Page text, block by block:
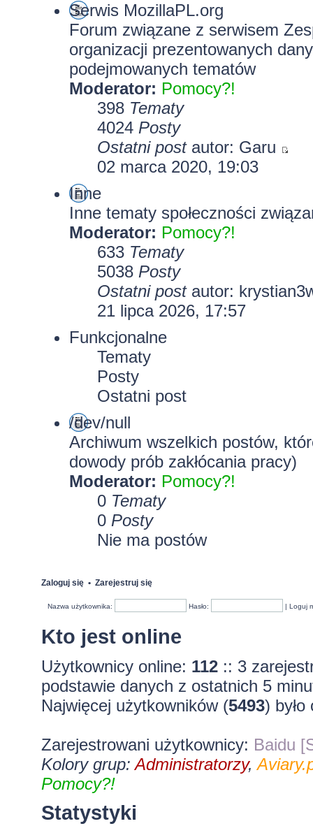
Serwis MozillaPL.org
Forum związane z serwisem
organizacji prezentowanych
podejmowanych tematów
Moderator: Pomocy?!
398 Tematy
4024 Posty
Ostatni postautor: Garu
02 marca 2020, 19:03
Inne
Inne tematy społeczności
Moderator: Pomocy?!
633 Tematy
5038 Posty
Ostatni postautor:
21 lipca 2026, 17:57
Funkcjonalne
Tematy
Posty
Ostatni post
/dev/null
Archiwum wszelkich postów,
dowody prób zakłócania pracy)
Moderator: Pomocy?!
0 Tematy
0 Posty
Nie ma postów
Zaloguj się• Zarejestruj się
Nazwa użytkownika: Hasło: |Loguj
Kto jest online
Użytkownicy online: 112:: 3
podstawie danych z ostatnich 5
Najwięcej użytkowników (5493)
Zarejestrowani użytkownicy: Baidu
Kolory grup:Administratorzy,
Pomocy?!
Statystyki